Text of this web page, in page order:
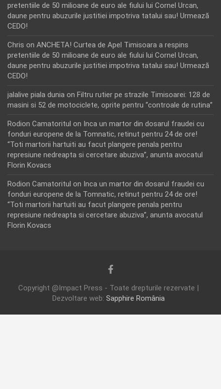
pretentiile de 50 milioane de euro ale fiului lui Cornel Urcan,
daune pentru abuzurile justitiei impotriva tatalui sau! Urmează
CEDO!
Chris on ANCHETA! Curtea de Apel Timisoara a respins
pretentiile de 50 milioane de euro ale fiului lui Cornel Urcan,
daune pentru abuzurile justitiei impotriva tatalui sau! Urmează
CEDO!
jalalive piala dunia on Filtru rutier pe strazile Timisoarei: 128 de
masini si 52 de motociclete, oprite pentru “controale de rutina”
Rodion Camatoritul on Inca un martor din dosarul fraudei cu
fonduri europene de la Tomnatic, retinut pentru 24 de ore!
“Toti martorii hartuiti au facut plangere penala pentru
represiune nedreapta si cercetare abuziva”, anunta avocatul
Florin Kovacs
Rodion Camatoritul on Inca un martor din dosarul fraudei cu
fonduri europene de la Tomnatic, retinut pentru 24 de ore!
“Toti martorii hartuiti au facut plangere penala pentru
represiune nedreapta si cercetare abuziva”, anunta avocatul
Florin Kovacs
Copyright @Impact Press - Toate drepturile rezervate |
Dezvoltare web: Sapphire România